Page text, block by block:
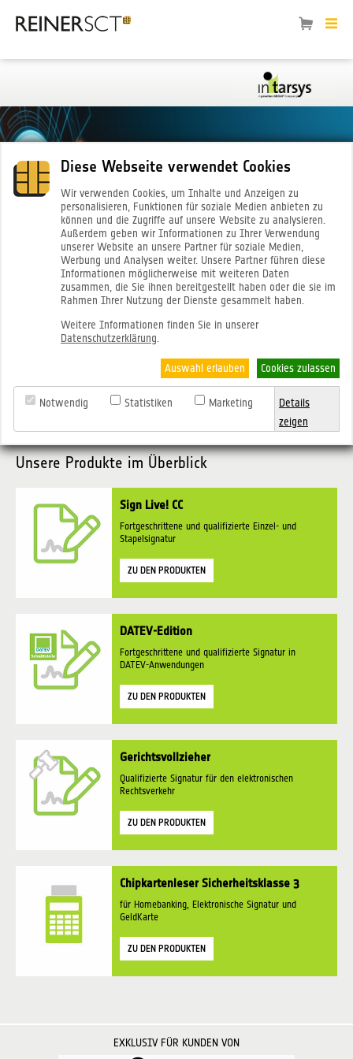
Diese Webseite verwendet Cookies
Wir verwenden Cookies, um Inhalte und Anzeigen zu
personalisieren, Funktionen für soziale Medien anbieten zu
können und die Zugriffe auf unsere Website zu analysieren.
Außerdem geben wir Informationen zu Ihrer Verwendung
unserer Website an unsere Partner für soziale Medien,
Werbung und Analysen weiter. Unsere Partner führen diese
Informationen möglicherweise mit weiteren Daten
zusammen, die Sie ihnen bereitgestellt haben oder die sie im
Rahmen Ihrer Nutzung der Dienste gesammelt haben.
Weitere Informationen finden Sie in unserer
Datenschutzerklärung
Auswahl erlauben Cookies zulassen
Notwendig Statistiken Marketing
Details
zeigen
Bestellen
Sie jetzt
Ihre
Signatur-
Software
von
intarsys &
procilon!
Unsere Produkte im Überblick
Sign Live! CC
Fortgeschrittene und qualifizierte Einzel- und
Stapelsignatur
ZU DEN PRODUKTEN
DATEV-Edition
Fortgeschrittene und qualifizierte Signatur in
DATEV-Anwendungen
ZU DEN PRODUKTEN
Gerichtsvollzieher
Qualifizierte Signatur für den elektronischen
Rechtsverkehr
ZU DEN PRODUKTEN
Chipkartenleser Sicherheitsklasse 3
für Homebanking, Elektronische Signatur und
GeldKarte
ZU DEN PRODUKTEN
EXKLUSIV FÜR KUNDEN VON